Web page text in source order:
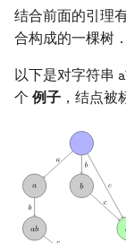
结合前面的引理
合构成的一棵树．
以下是对字符串 𝚊
个 例子 ，结点被